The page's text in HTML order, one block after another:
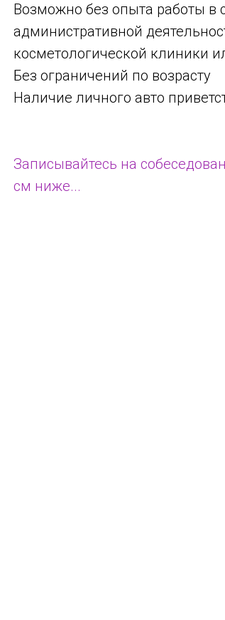
Возможно без опыта работы в
административной
косметологической клиники
Без ограничений по возрасту
Наличие личного авто
Записывайтесь на
см ниже...